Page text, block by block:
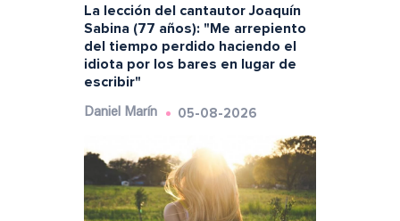
La lección del cantautor Joaquín
Sabina (77 años): "Me arrepiento
del tiempo perdido haciendo el
idiota por los bares en lugar de
escribir"
Daniel Marín 05-08-2026